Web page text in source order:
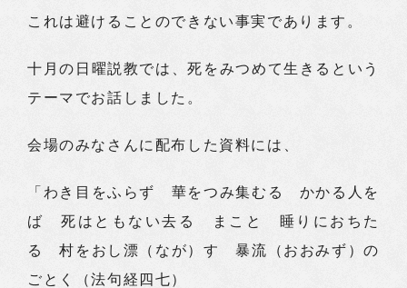
これは避けることのできない事実であります。
十月の日曜説教では、死をみつめて生きるという
テーマでお話しました。
会場のみなさんに配布した資料には、
「わき目をふらず 華をつみ集むる かかる人を
ば 死はともない去る まこと 睡りにおちた
る 村をおし漂（なが）す 暴流（おおみず）の
ごとく（法句経四七）